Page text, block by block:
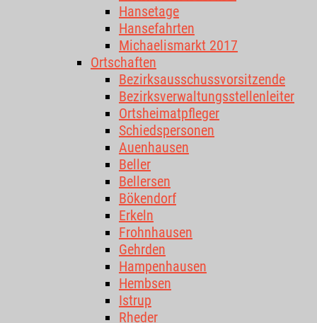
Hansetage
Hansefahrten
Michaelismarkt 2017
Ortschaften
Bezirksausschussvorsitzende
Bezirksverwaltungsstellenleiter
Ortsheimatpfleger
Schiedspersonen
Auenhausen
Beller
Bellersen
Bökendorf
Erkeln
Frohnhausen
Gehrden
Hampenhausen
Hembsen
Istrup
Rheder